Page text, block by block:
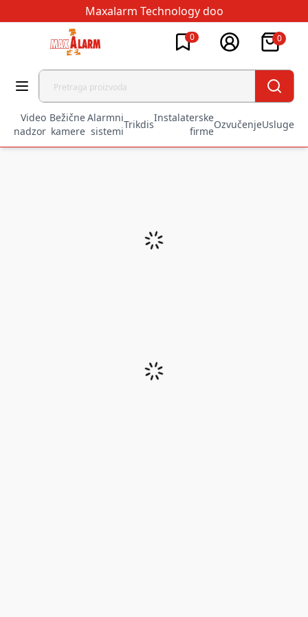
Maxalarm Technology doo
0 0
Video
nadzor
Bežične
kamere
Alarmni
sistemi
Trikdis
Instalaterske
firme
OzvučenjeUsluge